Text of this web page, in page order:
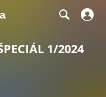
1/2024